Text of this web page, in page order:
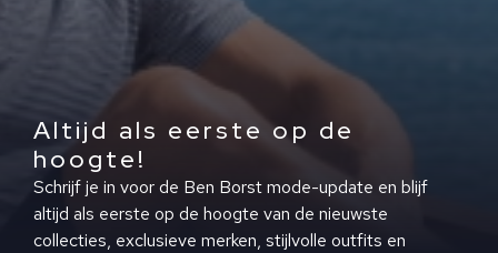
Altijd als eerste op de
hoogte!
Schrijf je in voor de Ben Borst mode-update en blijf
altijd als eerste op de hoogte van de nieuwste
collecties, exclusieve merken, stijlvolle outfits en